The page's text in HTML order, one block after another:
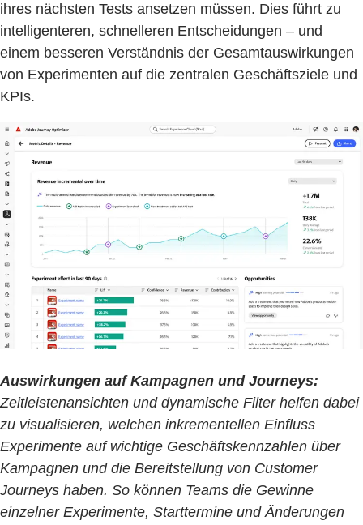
ihres nächsten Tests ansetzen müssen. Dies führt zu
intelligenteren, schnelleren Entscheidungen – und
einem besseren Verständnis der Gesamtauswirkungen
von Experimenten auf die zentralen Geschäftsziele und
KPIs.
Auswirkungen auf Kampagnen und Journeys:
Zeitleistenansichten und dynamische Filter helfen dabei
zu visualisieren, welchen inkrementellen Einfluss
Experimente auf wichtige Geschäftskennzahlen über
Kampagnen und die Bereitstellung von Customer
Journeys haben. So können Teams die Gewinne
einzelner Experimente, Starttermine und Änderungen